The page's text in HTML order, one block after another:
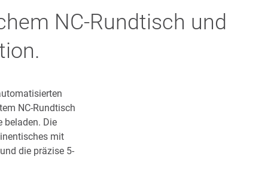
NC-Rundtisch und
NC-Rundtisch
beladen. Die
mit
die präzise 5-